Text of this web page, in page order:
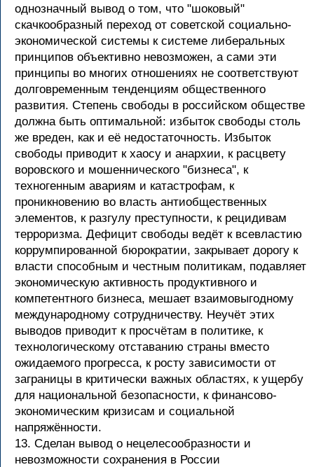
однозначный вывод о том, что "шоковый"
скачкообразный переход от советской социально-
экономической системы к системе либеральных
принципов объективно невозможен, а сами эти
принципы во многих отношениях не соответствуют
долговременным тенденциям общественного
развития. Степень свободы в российском обществе
должна быть оптимальной: избыток свободы столь
же вреден, как и её недостаточность. Избыток
свободы приводит к хаосу и анархии, к расцвету
воровского и мошеннического "бизнеса", к
техногенным авариям и катастрофам, к
проникновению во власть антиобщественных
элементов, к разгулу преступности, к рецидивам
терроризма. Дефицит свободы ведёт к всевластию
коррумпированной бюрократии, закрывает дорогу к
власти способным и честным политикам, подавляет
экономическую активность продуктивного и
компетентного бизнеса, мешает взаимовыгодному
международному сотрудничеству. Неучёт этих
выводов приводит к просчётам в политике, к
технологическому отставанию страны вместо
ожидаемого прогресса, к росту зависимости от
заграницы в критически важных областях, к ущербу
для национальной безопасности, к финансово-
экономическим кризисам и социальной
напряжённости.
13. Сделан вывод о нецелесообразности и
невозможности сохранения в России